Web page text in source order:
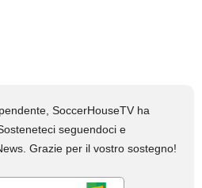
SoccerHouseTV ha
seguendoci e
Grazie per il vostro sostegno!